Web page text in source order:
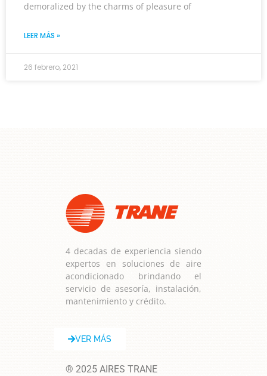
demoralized by the charms of pleasure of
LEER MÁS »
26 febrero, 2021
4 decadas de experiencia siendo
expertos en soluciones de aire
acondicionado brindando el
servicio de asesoría, instalación,
mantenimiento y crédito.
VER MÁS
® 2025 AIRES TRANE